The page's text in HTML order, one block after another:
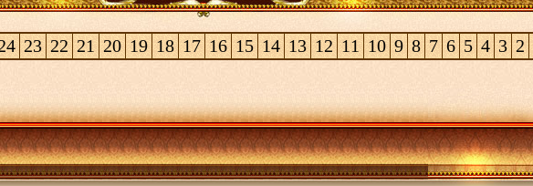
2
3
4
5
6
7
8
9
10
11
12
13
14
15
16
17
18
19
20
21
22
23